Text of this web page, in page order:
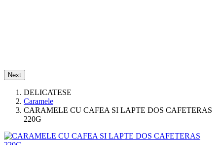
Next
DELICATESE
Caramele
CARAMELE CU CAFEA SI LAPTE DOS CAFETERAS
220G